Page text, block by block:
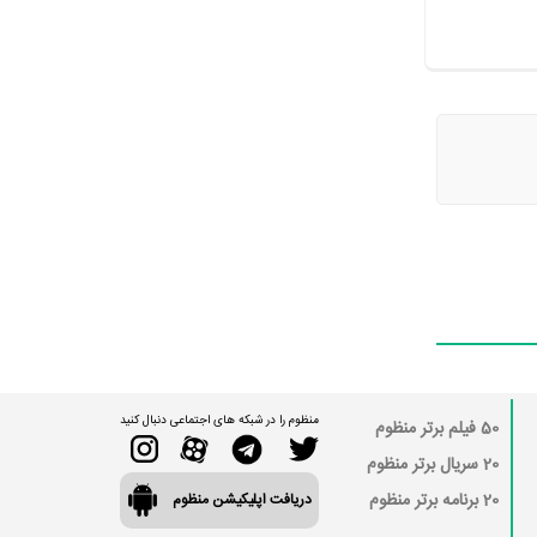
50 فیلم برتر منظوم
20 سریال برتر منظوم
20 برنامه برتر منظوم
منظوم را در شبکه های اجتماعی دنبال کنید
دریافت اپلیکیشن منظوم